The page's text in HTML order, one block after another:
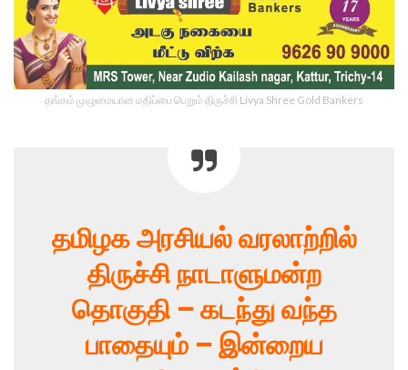
தங்கம் முழுமையான மதிப்பை பெறும் திருச்சி Livya Shree Gold Bankers
தமிழக அரசியல் வரலாற்றில்
திருச்சி நாடாளுமன்ற
தொகுதி – கடந்து வந்த
பாதையும் – இன்றைய